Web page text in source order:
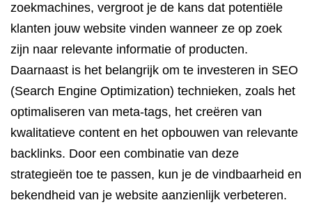
zoekmachines, vergroot je de kans dat potentiële
klanten jouw website vinden wanneer ze op zoek
zijn naar relevante informatie of producten.
Daarnaast is het belangrijk om te investeren in SEO
(Search Engine Optimization) technieken, zoals het
optimaliseren van meta-tags, het creëren van
kwalitatieve content en het opbouwen van relevante
backlinks. Door een combinatie van deze
strategieën toe te passen, kun je de vindbaarheid en
bekendheid van je website aanzienlijk verbeteren.